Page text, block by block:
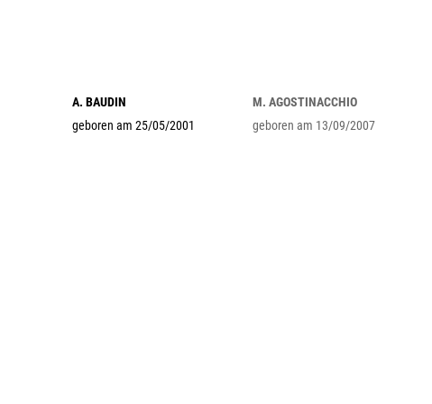
A. BAUDIN
geboren am 25/05/2001
M. AGOSTINACCHIO
geboren am 13/09/2007